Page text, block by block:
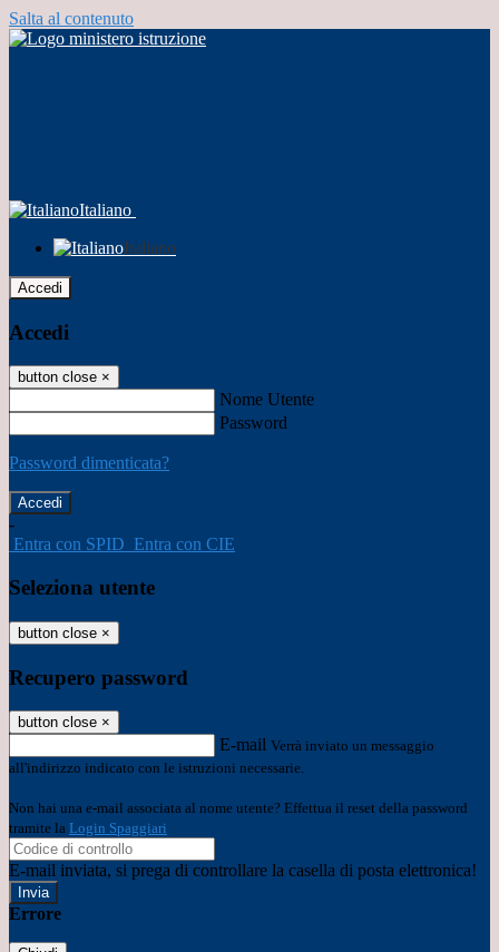
Salta al contenuto
Italiano
Italiano
Accedi
Accedi
button close ×
Nome Utente
Password
Password dimenticata?
-
Entra con SPID Entra con CIE
Seleziona utente
button close ×
Recupero password
button close ×
E-mail Verrà inviato un messaggio
all'indirizzo indicato con le istruzioni necessarie.
Non hai una e-mail associata al nome utente? Effettua il reset della password
tramite la Login Spaggiari
E-mail inviata, si prega di controllare la casella di posta elettronica!
Errore